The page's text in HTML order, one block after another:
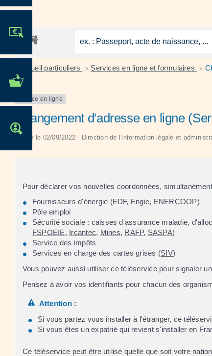
MES DÉMARCHES
OFFRES D'EMPLOI
Accueil particuliers > Services en ligne et formulaires >
Service en ligne
Changement d'adresse en ligne
Vérifié le 02/09/2022 - Direction de l'information légale et
Pour déclarer vos nouvelles coordonnées,
Fournisseurs d'énergie (EDF, Engie, ENERCOOP)
Pôle emploi
Sécurité sociale : caisses d'assurance maladie,
FSPOEIE, Ircantec, Mines, RAFP, SASPA)
Service des impôts
Services en charge des cartes grises (SIV)
Vous pouvez aussi utiliser ce téléservice pour signaler
Pensez à avoir vos identifiants pour chacun des
Attention :
Si vous partez vous installer à l'étranger, ce
Si vous êtes un expatrié qui revient s'installer en
Ce téléservice peut être utilisé quelle que soit votre